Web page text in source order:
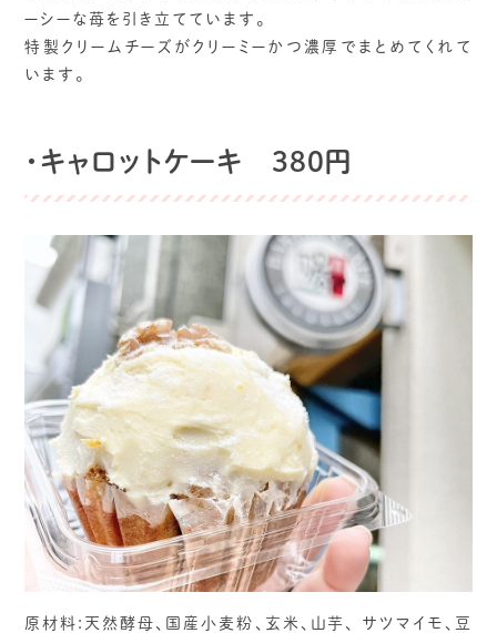
ーシーな苺を引き立てています。
特製クリームチーズがクリーミーかつ濃厚でまとめてくれて
います。
・キャロットケーキ 380円
原材料:天然酵母、国産小麦粉、玄米、山芋、 サツマイモ、豆